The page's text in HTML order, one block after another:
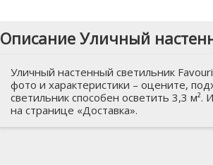
Описание Уличный
Уличный настенный светильник
фото и характеристики – оцените,
светильник способен осветить 3,3
на странице «Доставка».